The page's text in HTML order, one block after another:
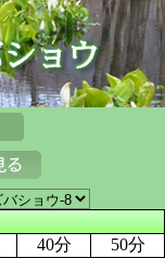
40分
50分